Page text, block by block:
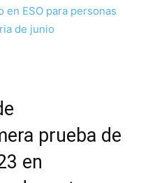
ESO para personas
de junio
prueba de
en